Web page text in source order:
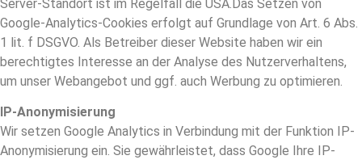
Server-Standort ist im Regelfall die USA.Das Setzen von
Google-Analytics-Cookies erfolgt auf Grundlage von Art. 6 Abs.
1 lit. f DSGVO. Als Betreiber dieser Website haben wir ein
berechtigtes Interesse an der Analyse des Nutzerverhaltens,
um unser Webangebot und ggf. auch Werbung zu optimieren.
IP-Anonymisierung
Wir setzen Google Analytics in Verbindung mit der Funktion IP-
Anonymisierung ein. Sie gewährleistet, dass Google Ihre IP-